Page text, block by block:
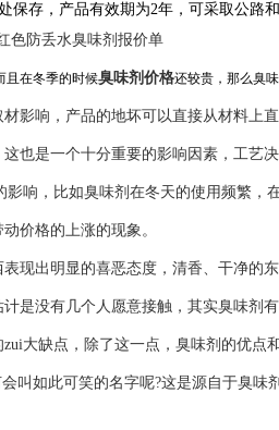
保存，产品有效期为2年，可采取公路
色防丢水臭味剂报价单
且在冬季的时候臭味剂价格还较贵，那么臭
影响，产品的地坏可以直接从材料上
也是一个十分重要的影响因素，工艺
影响，比如臭味剂在冬天的使用频繁
价格的上涨的现象。
现出明显的喜恶态度，清香、干净的
是没有几个人愿意接触，其实臭味剂
大缺点，除了这一点，臭味剂的优
叫如此可笑的名字呢?这是源自于臭